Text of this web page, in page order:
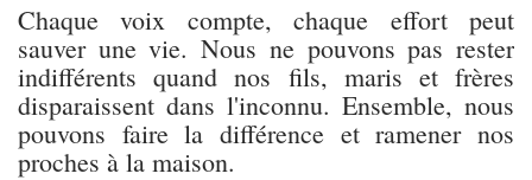
Chaque voix compte, chaque effort peut
sauver une vie. Nous ne pouvons pas rester
indifférents quand nos fils, maris et frères
disparaissent dans l'inconnu. Ensemble, nous
pouvons faire la différence et ramener nos
proches à la maison.